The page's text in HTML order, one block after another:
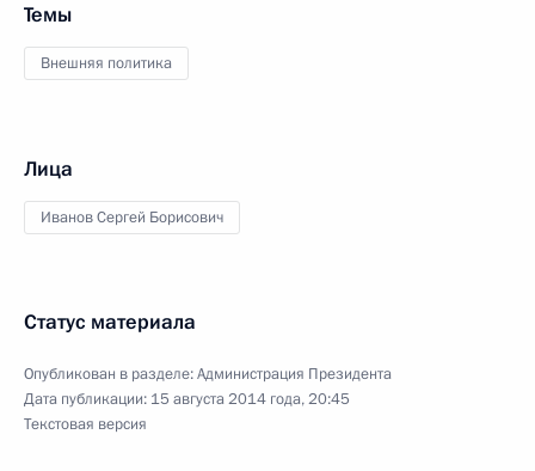
Темы
Внешняя политика
Лица
Иванов Сергей Борисович
Статус материала
Опубликован в разделе:Администрация Президента
Дата публикации: 15 августа 2014 года, 20:45
Текстовая версия